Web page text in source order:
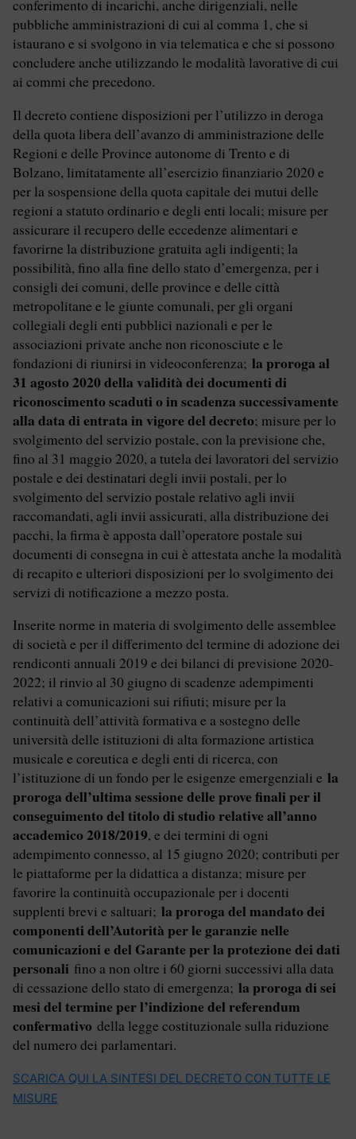
conferimento di incarichi, anche dirigenziali, nelle
pubbliche amministrazioni di cui al comma 1, che si
istaurano e si svolgono in via telematica e che si possono
concludere anche utilizzando le modalità lavorative di cui
ai commi che precedono.
Il decreto contiene disposizioni per l’utilizzo in deroga
della quota libera dell’avanzo di amministrazione delle
Regioni e delle Province autonome di Trento e di
Bolzano, limitatamente all’esercizio finanziario 2020 e
per la sospensione della quota capitale dei mutui delle
regioni a statuto ordinario e degli enti locali; misure per
assicurare il recupero delle eccedenze alimentari e
favorirne la distribuzione gratuita agli indigenti; la
possibilità, fino alla fine dello stato d’emergenza, per i
consigli dei comuni, delle province e delle città
metropolitane e le giunte comunali, per gli organi
collegiali degli enti pubblici nazionali e per le
associazioni private anche non riconosciute e le
fondazioni di riunirsi in videoconferenza; la proroga al
31 agosto 2020 della validità dei documenti di
riconoscimento scaduti o in scadenza successivamente
alla data di entrata in vigore del decreto; misure per lo
svolgimento del servizio postale, con la previsione che,
fino al 31 maggio 2020, a tutela dei lavoratori del servizio
postale e dei destinatari degli invii postali, per lo
svolgimento del servizio postale relativo agli invii
raccomandati, agli invii assicurati, alla distribuzione dei
pacchi, la firma è apposta dall’operatore postale sui
documenti di consegna in cui è attestata anche la modalità
di recapito e ulteriori disposizioni per lo svolgimento dei
servizi di notificazione a mezzo posta.
Inserite norme in materia di svolgimento delle assemblee
di società e per il differimento del termine di adozione dei
rendiconti annuali 2019 e dei bilanci di previsione 2020-
2022; il rinvio al 30 giugno di scadenze adempimenti
relativi a comunicazioni sui rifiuti; misure per la
continuità dell’attività formativa e a sostegno delle
università delle istituzioni di alta formazione artistica
musicale e coreutica e degli enti di ricerca, con
l’istituzione di un fondo per le esigenze emergenziali e la
proroga dell’ultima sessione delle prove finali per il
conseguimento del titolo di studio relative all’anno
accademico 2018/2019, e dei termini di ogni
adempimento connesso, al 15 giugno 2020; contributi per
le piattaforme per la didattica a distanza; misure per
favorire la continuità occupazionale per i docenti
supplenti brevi e saltuari; la proroga del mandato dei
componenti dell’Autorità per le garanzie nelle
comunicazioni e del Garante per la protezione dei dati
personali fino a non oltre i 60 giorni successivi alla data
di cessazione dello stato di emergenza; la proroga di sei
mesi del termine per l’indizione del referendum
confermativo della legge costituzionale sulla riduzione
del numero dei parlamentari.
SCARICA QUI LA SINTESI DEL DECRETO CON TUTTE LE
MISURE